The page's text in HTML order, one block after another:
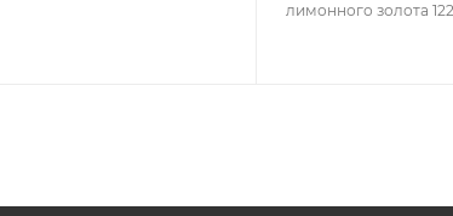
лимонного золота